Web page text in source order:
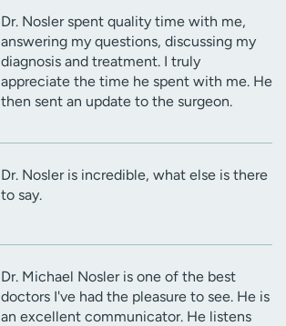
Dr. Nosler spent quality time with me,
answering my questions, discussing my
diagnosis and treatment. I truly
appreciate the time he spent with me. He
then sent an update to the surgeon.
Dr. Nosler is incredible, what else is there
to say.
Dr. Michael Nosler is one of the best
doctors I've had the pleasure to see. He is
an excellent communicator. He listens